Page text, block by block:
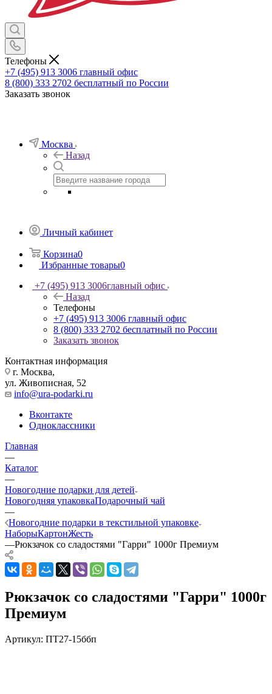
Телефоны
+7 (495) 913 3006 главный офис
8 (800) 333 2702 бесплатный по России
Заказать звонок
Москва
Назад
Личный кабинет
Корзина0
Избранные товары0
+7 (495) 913 3006главный офис
Назад
Телефоны
+7 (495) 913 3006 главный офис
8 (800) 333 2702 бесплатный по России
Заказать звонок
Контактная информация
г. Москва,
ул. Живописная, 52
info@ura-podarki.ru
Вконтакте
Одноклассники
Главная
—
Каталог
—
Новогодние подарки для детей
Новогодняя упаковкаПодарочный чай
—
Новогодние подарки в текстильной упаковке
НаборыКартонЖесть
—Рюкзачок со сладостями "Гарри" 1000г Премиум
Рюкзачок со сладостями "Гарри" 1000г
Премиум
Артикул: ПТ27-15ббп